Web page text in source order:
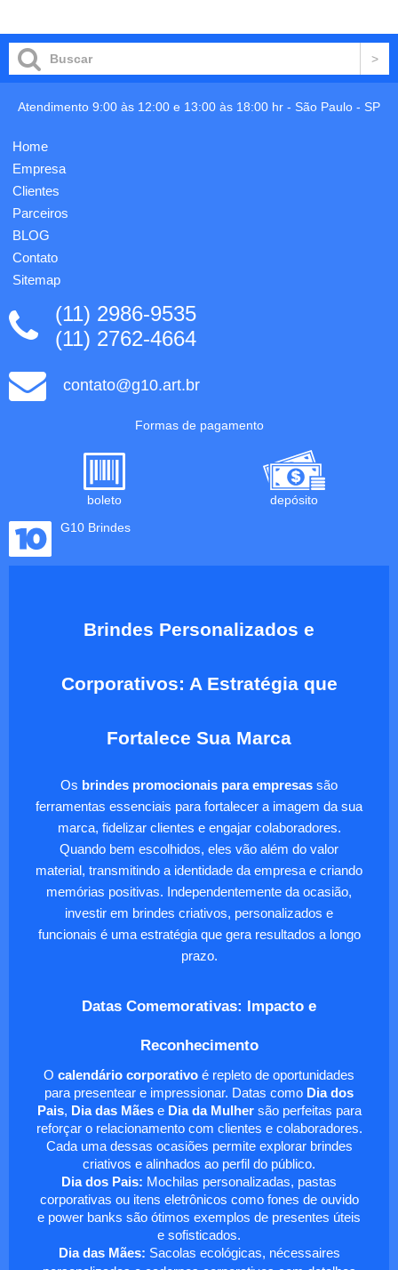
frontal
com
zíper,
laterais
mão em
nylon e
alça
transversal
regu...
Caneta,
Caneta
Crachá
Atendimento 9:00 às 12:00 e 13:00 às 18:00 hr - São Paulo - SP
Home
Empresa
Clientes
Parceiros
BLOG
Contato
Sitemap
(11) 2986-9535
(11) 2762-4664
contato@g10.art.br
Formas de pagamento
boleto
depósito
G10 Brindes
Brindes Personalizados e
Corporativos: A Estratégia que
Fortalece Sua Marca
Os brindes promocionais para empresas são
ferramentas essenciais para fortalecer a imagem da sua
marca, fidelizar clientes e engajar colaboradores.
Quando bem escolhidos, eles vão além do valor
material, transmitindo a identidade da empresa e criando
memórias positivas. Independentemente da ocasião,
investir em brindes criativos, personalizados e
funcionais é uma estratégia que gera resultados a longo
prazo.
Datas Comemorativas: Impacto e
Reconhecimento
O calendário corporativo é repleto de oportunidades
para presentear e impressionar. Datas como Dia dos
Pais, Dia das Mãese Dia da Mulhersão perfeitas para
reforçar o relacionamento com clientes e colaboradores.
Cada uma dessas ocasiões permite explorar brindes
criativos e alinhados ao perfil do público.
Dia dos Pais: Mochilas personalizadas, pastas
corporativas ou itens eletrônicos como fones de ouvido
e power banks são ótimos exemplos de presentes úteis
e sofisticados.
Dia das Mães: Sacolas ecológicas, nécessaires